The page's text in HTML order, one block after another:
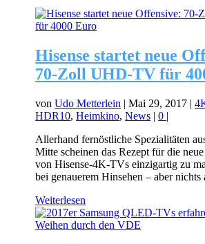
Hisense startet neue
70-Zoll UHD-TV für
vonUdo Metterlein |Mai 29, 2017 |
HDR10,Heimkino,News |0 |
Allerhand fernöstliche Spezialitäten
Mitte scheinen das Rezept für die
von Hisense-4K-TVs einzigartig zu
bei genauerem Hinsehen – aber nichts
Weiterlesen